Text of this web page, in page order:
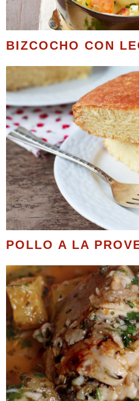
BIZCOCHO CON
POLLO A LA